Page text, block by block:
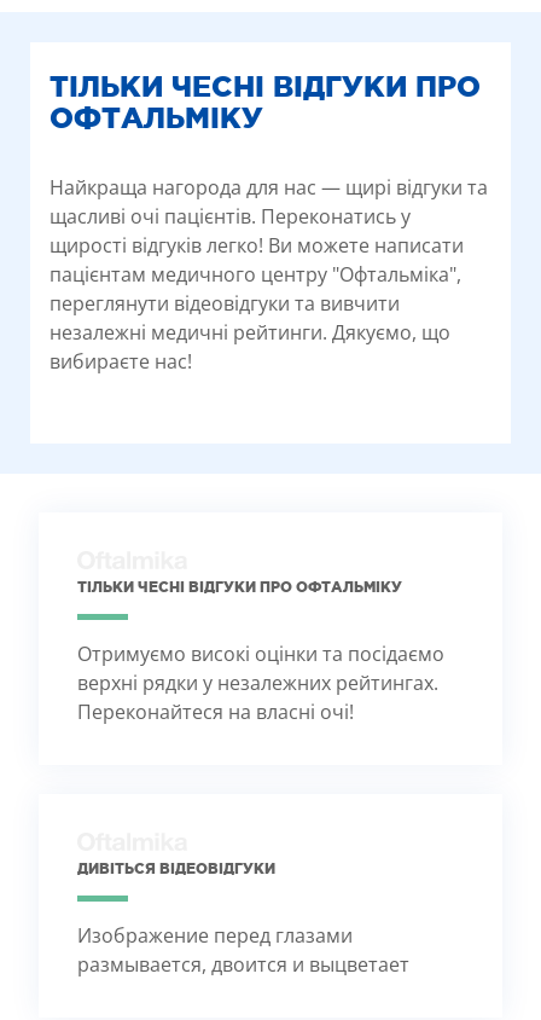
ТІЛЬКИ ЧЕСНІ ВІДГУКИ ПРО
ОФТАЛЬМІКУ
Найкраща нагорода для нас — щирі відгуки та
щасливі очі пацієнтів. Переконатись у
щирості відгуків легко! Ви можете написати
пацієнтам медичного центру "Офтальміка",
переглянути відеовідгуки та вивчити
незалежні медичні рейтинги. Дякуємо, що
вибираєте нас!
ТІЛЬКИ ЧЕСНІ ВІДГУКИ ПРО ОФТАЛЬМІКУ
Отримуємо високі оцінки та посідаємо
верхні рядки у незалежних рейтингах.
Переконайтеся на власні очі!
ДИВІТЬСЯ ВІДЕОВІДГУКИ
Изображение перед глазами
размывается, двоится и выцветает